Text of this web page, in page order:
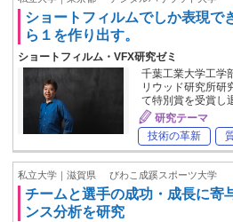
ショートフィルムでしか表現で
ら１を作り出す。
ショートフィルム・VFX研究ゼミ
千葉工業大学工学
リウッド研究所研
て特別賞を受賞し
研究テーマ
技術の革新
私立大学｜滋賀県 びわこ成蹊スポーツ大学
チームと選手の成功・成長に寄
ンス分析を研究